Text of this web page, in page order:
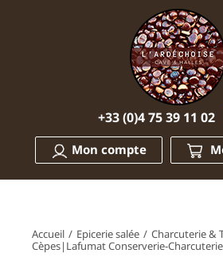
+33 (0)4 75 39 11 02
Mon compte
Accueil / Epicerie salée / Charcuterie &
Cèpes|Lafumat Conserverie-Charcuterie